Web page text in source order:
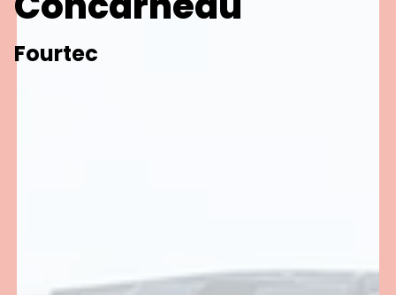
Fourtec